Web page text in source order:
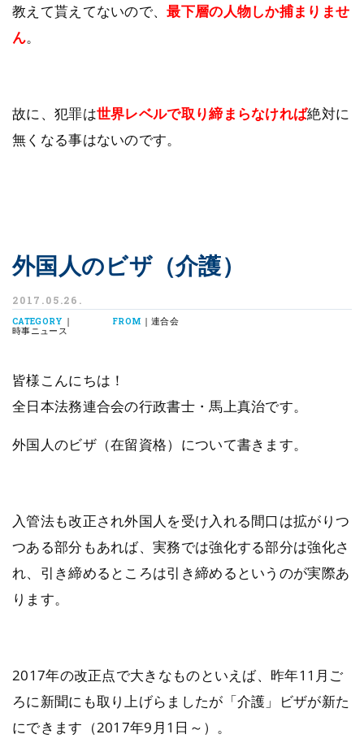
教えて貰えてないので、最下層の人物しか捕まりませ
ん。
故に、犯罪は世界レベルで取り締まらなければ絶対に
無くなる事はないのです。
外国人のビザ（介護）
2017.05.26.
CATEGORY |
時事ニュース
FROM | 連合会
皆様こんにちは！
全日本法務連合会の行政書士・馬上真治です。
外国人のビザ（在留資格）について書きます。
入管法も改正され外国人を受け入れる間口は拡がりつ
つある部分もあれば、実務では強化する部分は強化さ
れ、引き締めるところは引き締めるというのが実際あ
ります。
2017年の改正点で大きなものといえば、昨年11月ご
ろに新聞にも取り上げらましたが「介護」ビザが新た
にできます（2017年9月1日～）。